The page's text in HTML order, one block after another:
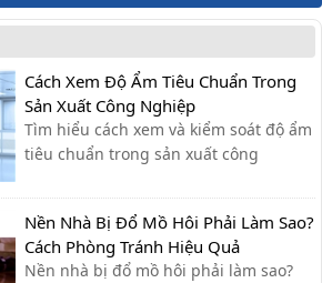
Cách Xem Độ Ẩm Tiêu Chuẩn Trong
Sản Xuất Công Nghiệp
Tìm hiểu cách xem và kiểm soát độ ẩm
tiêu chuẩn trong sản xuất công
và nâng cao chất lượng sản phẩm.
Nền Nhà Bị Đổ Mồ Hôi Phải Làm Sao?
Cách Phòng Tránh Hiệu Quả
Nền nhà bị đổ mồ hôi phải làm sao?